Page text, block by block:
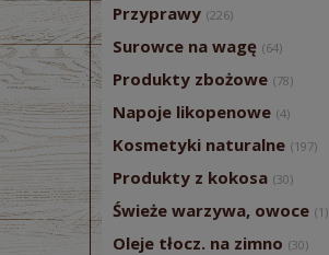
Przyprawy (226)
Surowce na wagę (64)
Produkty zbożowe (78)
Napoje likopenowe (4)
Kosmetyki naturalne (197)
Produkty z kokosa (30)
Świeże warzywa, owoce (1)
Oleje tłocz. na zimno (30)